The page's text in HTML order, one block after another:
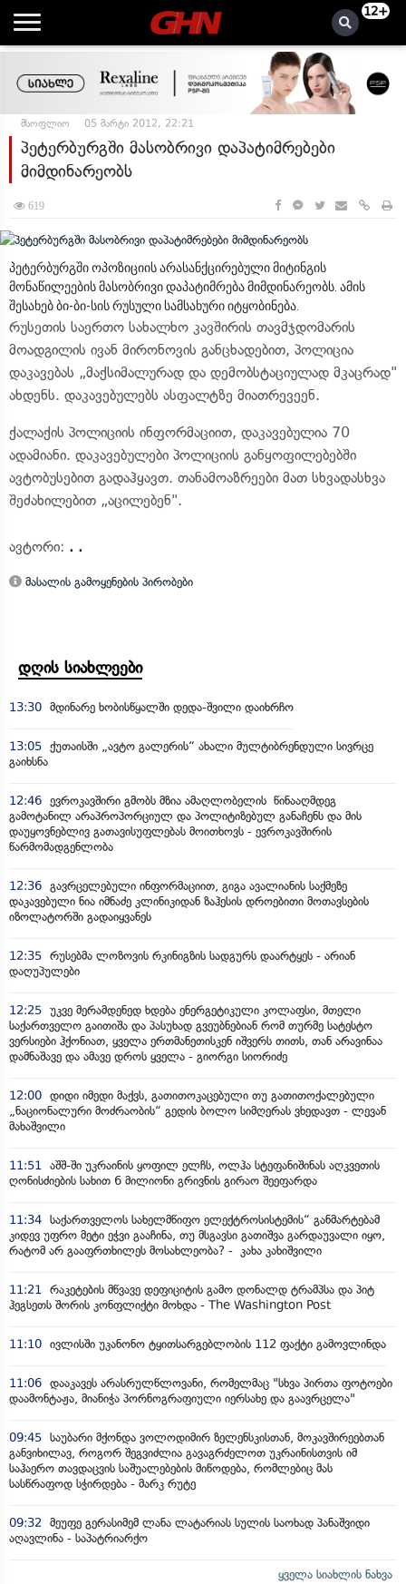
12+
მსოფლიო 05 მარტი 2012, 22:21
პეტერბურგში მასობრივი დაპატიმრებები
მიმდინარეობს
619
პეტერბურგში ოპოზიციის არასანქცირებული მიტინგის
მონაწილეების მასობრივი დაპატიმრება მიმდინარეობს. ამის
შესახებ ბი-ბი-სის რუსული სამსახური იტყობინება.
რუსეთის საერთო სახალხო კავშირის თავმჯდომარის
მოადგილის ივან მირონოვის განცხადებით, პოლიცია
დაკავებას „მაქსიმალურად და დემობსტაციულად მკაცრად"
ახდენს. დაკავებულებს ასფალტზე მიათრევეენ.
ქალაქის პოლიციის ინფორმაციით, დაკავებულია 70
ადამიანი. დაკავებულები პოლიციის განყოფილებებში
ავტობუსებით გადაჰყავთ. თანამოაზრეები მათ სხვადასხვა
შეძახილებით „აცილებენ".
ავტორი: . .
მასალის გამოყენების პირობები
დღის სიახლეები
13:30 მდინარე ხობისწყალში დედა-შვილი დაიხრჩო
13:05 ქუთაისში „ავტო გალერის“ ახალი მულტიბრენდული სივრცე
გაიხსნა
12:46 ევროკავშირი გმობს მზია ამაღლობელის წინააღმდეგ
გამოტანილ არაპროპორციულ და პოლიტიზებულ განაჩენს და მის
დაუყოვნებლივ გათავისუფლებას მოითხოვს - ევროკავშირის
წარმომადგენლობა
12:36 გავრცელებული ინფორმაციით, გიგა ავალიანის საქმეზე
დაკავებული ნია იმნაძე კლინიკიდან ზაჰესის დროებითი მოთავსების
იზოლატორში გადაიყვანეს
12:35 რუსებმა ლოზოვის რკინიგზის სადგურს დაარტყეს - არიან
დაღუპულები
12:25 უკვე მერამდენედ ხდება ენერგეტიკული კოლაფსი, მთელი
საქართველო გაითიშა და პასუხად გვეუბნებიან რომ თურმე სატესტო
ვერსიები ჰქონიათ, ყველა ერთმანეთისკენ იშვერს თითს, თან არავინაა
დამნაშავე და ამავე დროს ყველა - გიორგი სიორიძე
12:00 დიდი იმედი მაქვს, გათითოკაცებული თუ გათითოქალებული
„ნაციონალური მოძრაობის“ გედის ბოლო სიმღერას ვხედავთ - ლევან
მახაშვილი
11:51
აშშ-ში უკრაინის ყოფილ ელჩს, ოლჰა სტეფანიშინას აღკვეთის
ღონისძიების სახით 6 მილიონი გრივნის გირაო შეეფარდა
11:34 საქართველოს სახელმწიფო ელექტროსისტემის“ განმარტებამ
კიდევ უფრო მეტი ეჭვი გააჩინა, თუ მსგავსი გათიშვა გარდაუვალი იყო,
რატომ არ გააფრთხილეს მოსახლეობა? - კახა კახიშვილი
11:21
რაკეტების მწვავე დეფიციტის გამო დონალდ ტრამპსა და პიტ
ჰეგსეთს შორის კონფლიქტი მოხდა - The Washington Post
11:10 ივლისში უკანონო ტყითსარგებლობის 112 ფაქტი გამოვლინდა
11:06 დააკავეს არასრულწლოვანი, რომელმაც "სხვა პირთა ფოტოები
დაამონტაჟა, მიანიჭა პორნოგრაფიული იერსახე და გაავრცელა"
09:45 საუბარი მქონდა ვოლოდიმირ ზელენსკისთან, მოკავშირეებთან
განვიხილავ, როგორ შეგვიძლია გავაგრძელოთ უკრაინისთვის იმ
საჰაერო თავდაცვის საშუალებების მიწოდება, რომლებიც მას
სასწრაფოდ სჭირდება - მარკ რუტე
09:32
მეუფე გერასიმემ ლანა ლატარიას სულის საოხად პანაშვიდი
აღავლინა - საპატრიარქო
ყველა სიახლის ნახვა